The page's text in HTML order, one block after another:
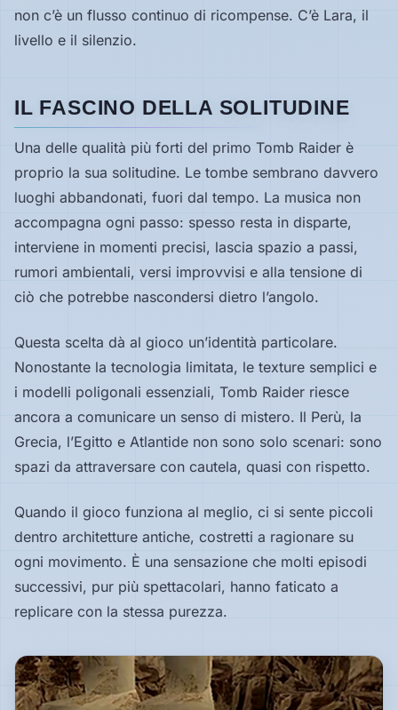
non c’è un flusso continuo di ricompense. C’è Lara, il
livello e il silenzio.
IL FASCINO DELLA SOLITUDINE
Una delle qualità più forti del primo Tomb Raider è
proprio la sua solitudine. Le tombe sembrano davvero
luoghi abbandonati, fuori dal tempo. La musica non
accompagna ogni passo: spesso resta in disparte,
interviene in momenti precisi, lascia spazio a passi,
rumori ambientali, versi improvvisi e alla tensione di
ciò che potrebbe nascondersi dietro l’angolo.
Questa scelta dà al gioco un’identità particolare.
Nonostante la tecnologia limitata, le texture semplici e
i modelli poligonali essenziali, Tomb Raider riesce
ancora a comunicare un senso di mistero. Il Perù, la
Grecia, l’Egitto e Atlantide non sono solo scenari: sono
spazi da attraversare con cautela, quasi con rispetto.
Quando il gioco funziona al meglio, ci si sente piccoli
dentro architetture antiche, costretti a ragionare su
ogni movimento. È una sensazione che molti episodi
successivi, pur più spettacolari, hanno faticato a
replicare con la stessa purezza.